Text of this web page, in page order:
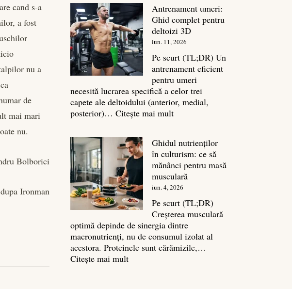
cand s-a
a fost
nu a
de
mai mari
nu.
Bolborici
dupa Ironman
culturism:
Inamicul
tăcut
al
masei
musculare
Antrenament umeri:
Ghid complet pentru
deltoizi 3D
iun. 11, 2026
Pe scurt (TL;DR) Un
antrenament eficient
pentru umeri
necesită lucrarea specifică a celor trei
capete ale deltoidului (anterior, medial,
posterior)…Citește mai mult:
Ghid
complet
pentru
deltoizi
3D
Ghidul nutrienților
în culturism: ce să
mănânci pentru masă
musculară
iun. 4, 2026
Pe scurt (TL;DR)
Creșterea musculară
optimă depinde de sinergia dintre
macronutrienți, nu de consumul izolat al
acestora. Proteinele sunt cărămizile,…
Citește mai mult: